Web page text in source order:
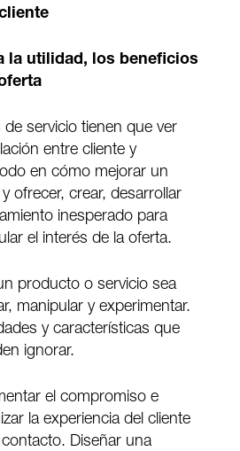
la utilidad, l os beneficios
de servicio tienen que ver
entre cliente y
en cómo mejorar un
ofrecer, crear, desarrollar
inesperado para
el interés de la oferta.
producto o servicio sea
manipular y experimentar.
y características que
ignorar.
el compromiso e
la experiencia del cliente
Diseñar una